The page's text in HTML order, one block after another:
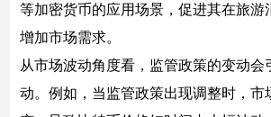
等加密货币的应用场景，促进其在旅游
增加市场需求。
从市场波动角度看，监管政策的变动会
动。例如，当监管政策出现调整时，市